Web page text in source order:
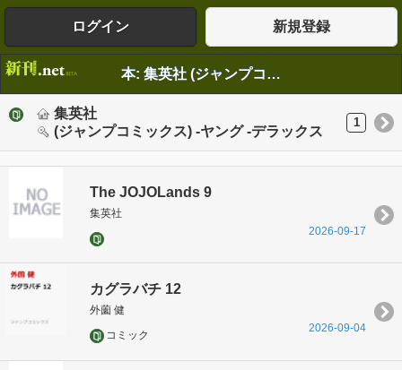
ログイン 新規登録
本: 集英社 (ジャンプコミックス) -ヤング -デラックス
集英社
(ジャンプコミックス) -ヤング -デラックス
1
The JOJOLands 9
集英社
2026-09-17
カグラバチ 12
外薗 健
コミック
2026-09-04